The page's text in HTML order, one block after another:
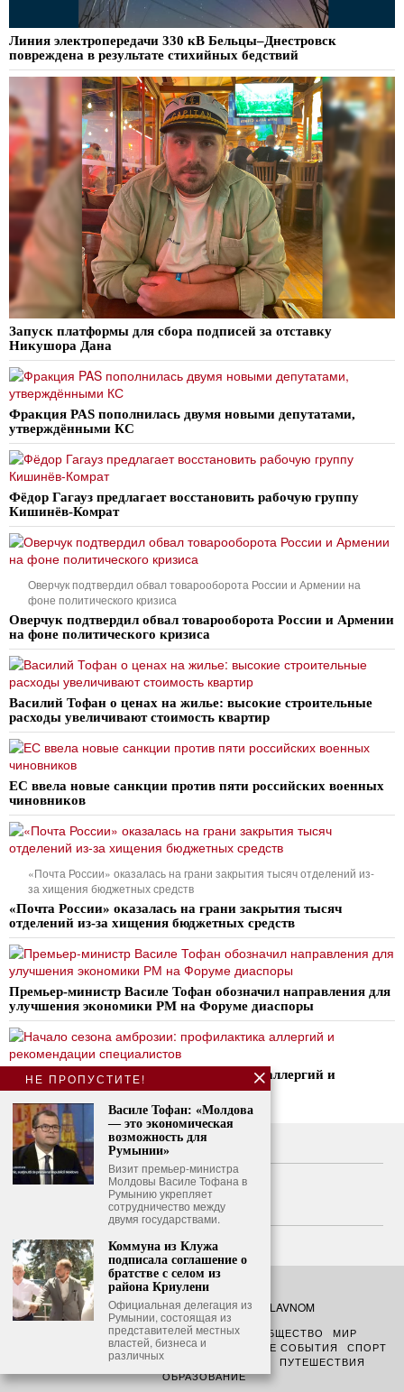
Линия электропередачи 330 кВ Бельцы–Днестровск
повреждена в результате стихийных бедствий
Запуск платформы для сбора подписей за отставку
Никушора Дана
Фракция PAS пополнилась двумя новыми депутатами,
утверждёнными КС
Фёдор Гагауз предлагает восстановить рабочую группу
Кишинёв-Комрат
Оверчук подтвердил обвал товарооборота России и Армении на
фоне политического кризиса
Оверчук подтвердил обвал товарооборота России и Армении
на фоне политического кризиса
Василий Тофан о ценах на жилье: высокие строительные
расходы увеличивают стоимость квартир
ЕС ввела новые санкции против пяти российских военных
чиновников
«Почта России» оказалась на грани закрытия тысяч отделений из-
за хищения бюджетных средств
«Почта России» оказалась на грани закрытия тысяч
отделений из-за хищения бюджетных средств
Премьер-министр Василе Тофан обозначил направления для
улучшения экономики РМ на Форуме диаспоры
Начало сезона амброзии: профилактика аллергий и
рекомендации специалистов
О нас
Свяжитесь с нами
Политика конфиденциальности
Политика использования файлов cookie
© 2026- Все права защищены. O GLAVNOM
О ГЛАВНОМ ПОЛИТИКА ФИНАНСЫ ОБЩЕСТВО
МИР
ПРАВОСУДИЕ ЧРЕЗВЫЧАЙНЫЕ СОБЫТИЯ
СПОРТ
КУЛЬТУРА
ПУТЕШЕСТВИЯ
ОБРАЗОВАНИЕ
НЕ ПРОПУСТИТЕ!
Василе Тофан: «Молдова
— это экономическая
возможность для
Румынии»
Визит премьер-министра
Молдовы Василе Тофана в
Румынию укрепляет
сотрудничество между
двумя государствами.
Коммуна из Клужа
подписала соглашение о
братстве с селом из
района Криулени
Официальная делегация из
Румынии, состоящая из
представителей местных
властей, бизнеса и
различных